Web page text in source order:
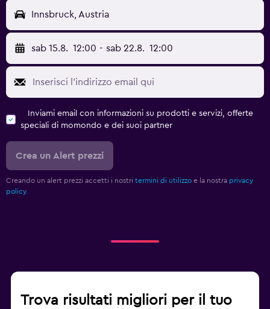
Innsbruck, Austria
sab 15.8. 12:00 - sab 22.8. 12:00
Inviami email con informazioni su prodotti e servizi, offerte
speciali di momondo e dei suoi partner
Crea un Alert prezzi
Creando un alert prezzi accetti i nostri termini di utilizzo e la nostra privacy
policy.
Trova risultati migliori per il tuo